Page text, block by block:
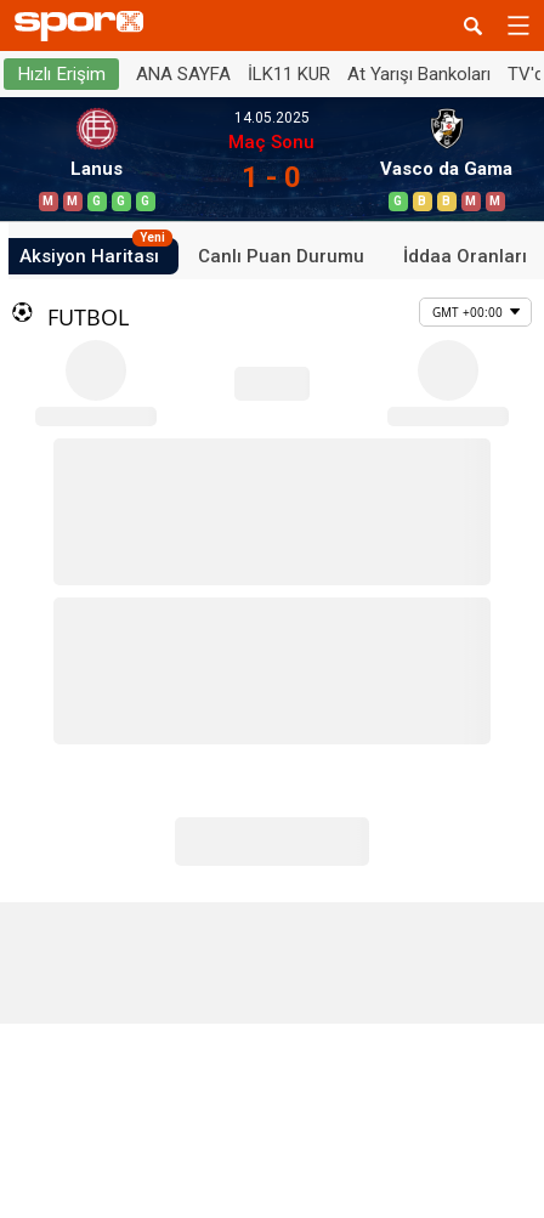
Hızlı Erişim ANA SAYFA İLK11 KUR At Yarışı Bankoları
Lanus
M M G G G
14.05.2025
Maç Sonu
1 - 0 Vasco da Gama
G B B M M
Aksiyon Haritası
Yeni
Canlı Puan Durumu İddaa Oranları
FUTBOL GMT +00:00